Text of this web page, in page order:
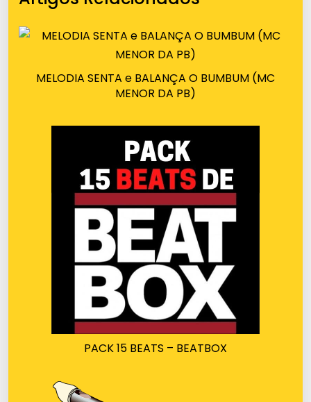
MELODIA SENTA e BALANÇA O BUMBUM (MC
MENOR DA PB)
PACK 15 BEATS – BEATBOX